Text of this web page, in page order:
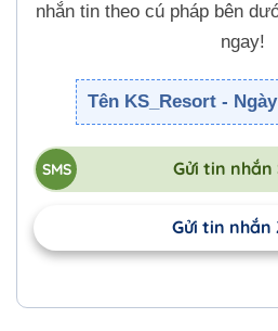
nhắn tin theo cú pháp bên
ngay!
Tên KS_Resort -
Gửi tin nhắn
Gửi tin nhắn